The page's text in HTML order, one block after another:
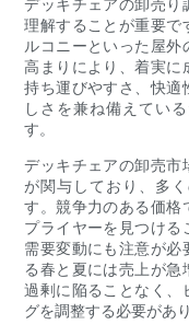
デッキチェアの卸売り
理解することが重要で
ルコニーといった屋
高まりにより、着実に
持ち運びやすさ、快適
しさを兼ね備えてい
す。
デッキチェアの卸売市
が関与しており、多
す。競争力のある価格
プライヤーを見つける
需要変動にも注意が必
る春と夏には売上が
過剰に陥ることなく、
グを調整する必要があ